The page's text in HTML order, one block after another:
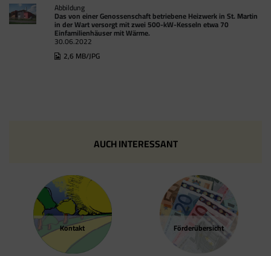
Abbildung
Das von einer Genossenschaft betriebene Heizwerk in St. Martin
in der Wart versorgt mit zwei 500-kW-Kesseln etwa 70
Einfamilienhäuser mit Wärme.
30.06.2022
2,6 MB/JPG
Kontakt Förder­übersicht
AUCH INTERESSANT